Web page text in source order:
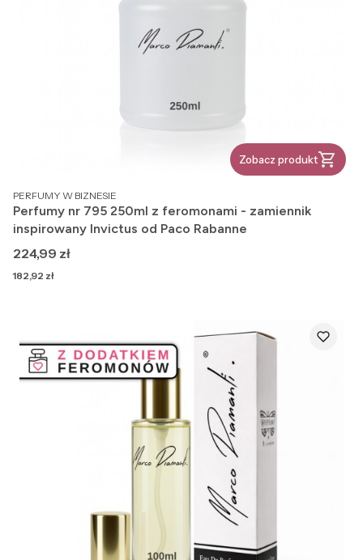
Zobacz produkt
PRODUCENT
PERFUMY W BIZNESIE
Perfumy nr 795 250ml z feromonami - zamiennik
inspirowany Invictus od Paco Rabanne
Cena
224,99 zł
Cena
182,92 zł